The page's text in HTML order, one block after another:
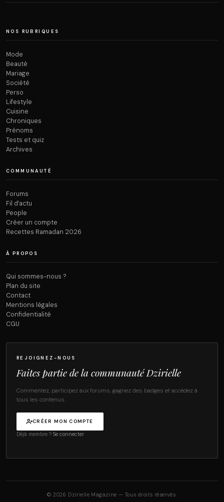
NOS RUBRIQUES
Mode
Beauté
Mariage
Société
Perso
Lifestyle
Cuisine
Chroniques
Prénoms
Tests et quiz
Archives
COMMUNAUTÉ
Forums
Fil d’actu
People
Créer un compte
Recettes Ramadan 2026
À PROPOS
Qui sommes-nous ?
Plan du site
Contact
Mentions légales
Confidentialité
CGU
REJOIGNEZ-NOUS
Faites partie de la communauté Dzirielle
Commentez, participez aux forums, gagnez des badges et accédez à
tous les contenus.
CRÉER MON COMPTE
Déjà membre ? Se connecter
© 2026 Dzirielle Magazine — Tous droits réservés.